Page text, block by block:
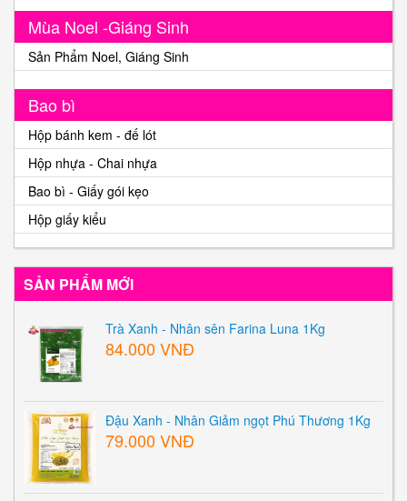
Mùa Noel -Giáng Sinh
Sản Phẩm Noel, Giáng Sinh
Bao bì
Hộp bánh kem - đế lót
Hộp nhựa - Chai nhựa
Bao bì - Giấy gói kẹo
Hộp giấy kiểu
SẢN PHẨM MỚI
Trà Xanh - Nhân sên Farina Luna 1Kg
84.000 VNĐ
Đậu Xanh - Nhân Giảm ngọt Phú Thương 1Kg
79.000 VNĐ